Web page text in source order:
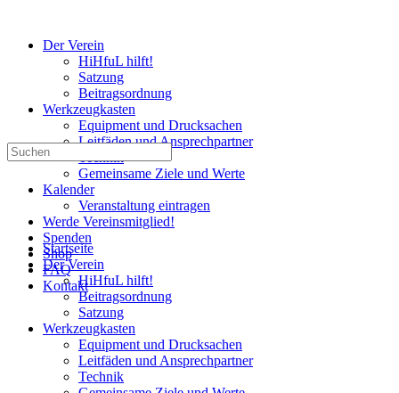
Der Verein
HiHfuL hilft!
Satzung
Beitragsordnung
Werkzeugkasten
Equipment und Drucksachen
Leitfäden und Ansprechpartner
Technik
Gemeinsame Ziele und Werte
Kalender
Veranstaltung eintragen
Werde Vereinsmitglied!
Spenden
Shop
FAQ
Kontakt
Suchen
nach:
Startseite
Der Verein
HiHfuL hilft!
Beitragsordnung
Satzung
Werkzeugkasten
Equipment und Drucksachen
Leitfäden und Ansprechpartner
Technik